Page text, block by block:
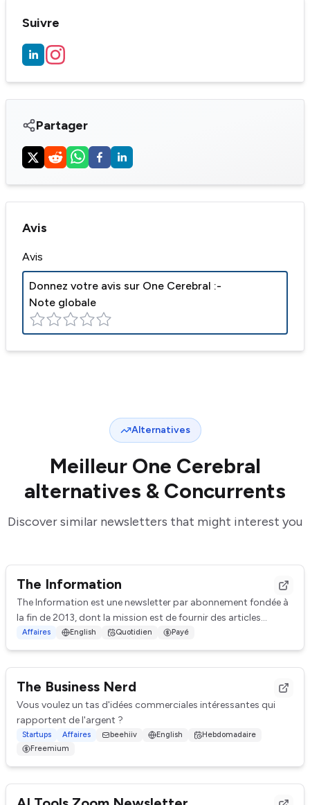
Suivre
Partager
Avis
Avis
Donnez votre avis sur One Cerebral :-
Note globale
Alternatives
Meilleur One Cerebral
alternatives & Concurrents
Discover similar newsletters that might interest you
The Information
The Information est une newsletter par abonnement fondée à
la fin de 2013, dont la mission est de fournir des articles
exclusifs, approfondis et inédi...
Affaires English Quotidien Payé
The Business Nerd
Vous voulez un tas d'idées commerciales intéressantes qui
rapportent de l'argent ?
Startups Affaires beehiiv English
Hebdomadaire
Freemium